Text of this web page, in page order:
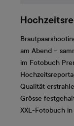
am Abend –
im Fotobuch
Qualität
Grösse
XXL-Fotobuch